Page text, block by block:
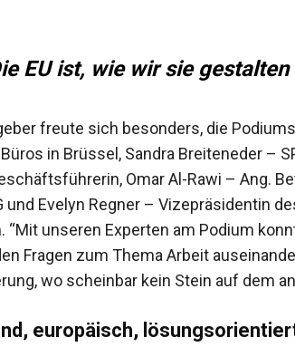
EU ist, wie wir sie gestalten
freute sich besonders, die
in Brüssel, Sandra Breiteneder –
Omar Al-Rawi – Ang.
und Evelyn Regner – Vizepräsidentin
“Mit unseren Experten am Podium
Fragen zum Thema Arbeit
wo scheinbar kein Stein auf dem
europäisch,